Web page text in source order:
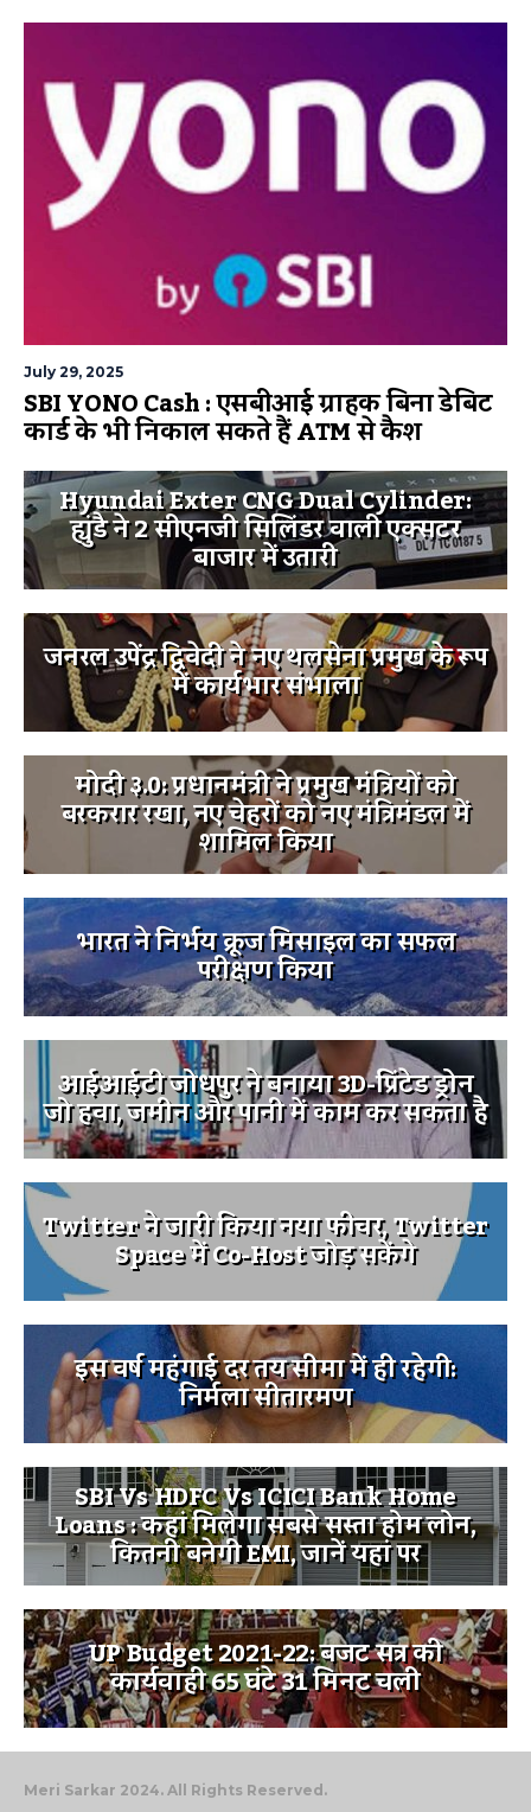
July 29, 2025
SBI YONO Cash : एसबीआई ग्राहक बिना डेबिट
कार्ड के भी निकाल सकते हैं ATM से कैश
Hyundai Exter CNG Dual Cylinder:
ह्युंडै ने 2 सीएनजी सिलिंडर वाली एक्सटर
बाजार में उतारी
जनरल उपेंद्र द्विवेदी ने नए थलसेना प्रमुख के रूप
में कार्यभार संभाला
मोदी ३.0: प्रधानमंत्री ने प्रमुख मंत्रियों को
बरकरार रखा, नए चेहरों को नए मंत्रिमंडल में
शामिल किया
भारत ने निर्भय क्रूज मिसाइल का सफल
परीक्षण किया
आईआईटी जोधपुर ने बनाया 3D-प्रिंटेड ड्रोन
जो हवा, जमीन और पानी में काम कर सकता है
Twitter ने जारी किया नया फीचर, Twitter
Space में Co-Host जोड़ सकेंगे
इस वर्ष महंगाई दर तय सीमा में ही रहेगी:
निर्मला सीतारमण
SBI Vs HDFC Vs ICICI Bank Home
Loans : कहां मिलेगा सबसे सस्ता होम लोन,
कितनी बनेगी EMI, जानें यहां पर
UP Budget 2021-22: बजट सत्र की
कार्यवाही 65 घंटे 31 मिनट चली
Meri Sarkar 2024. All Rights Reserved.